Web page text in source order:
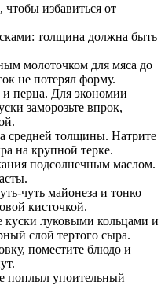
избавиться от
толщина должна быть
молоточком для мяса до
не потерял форму.
перца. Для экономии
заморозьте впрок,
средней толщины. Натрите
на крупной терке.
подсолнечным маслом.
чуть майонеза и тонко
кисточкой.
луковыми кольцами и
слой тертого сыра.
поместите блюдо и
поплыл упоительный